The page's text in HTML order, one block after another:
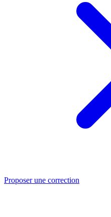
Proposer une correction